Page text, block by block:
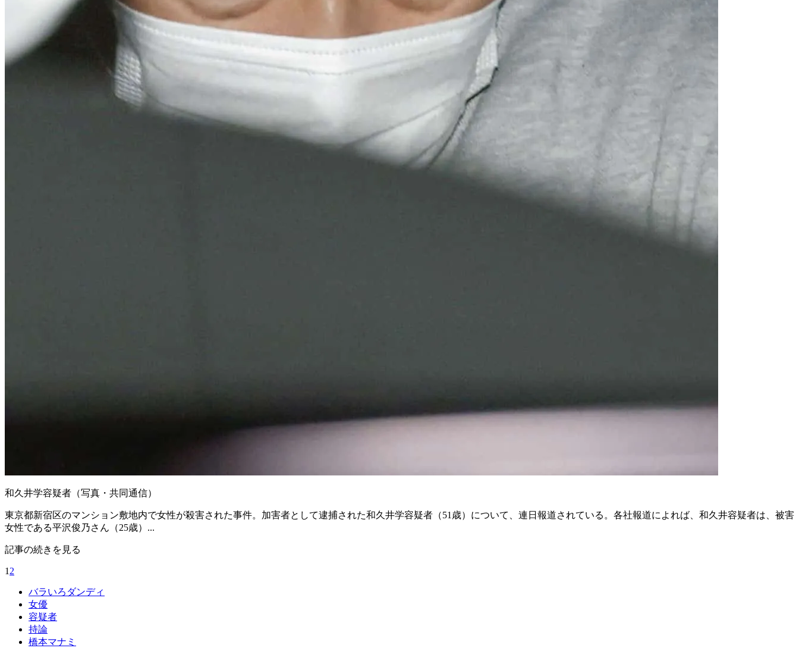
和久井学容疑者（写真・共同通信）
東京都新宿区のマンション敷地内で女性が殺害された事件。加害者として逮捕された和久井学容疑者（51歳）について、連日報道されている。各社報道によれば、和久井容疑者は、被害
女性である平沢俊乃さん（25歳）...
記事の続きを見る
1 2
バラいろダンディ
女優
容疑者
持論
橋本マナミ